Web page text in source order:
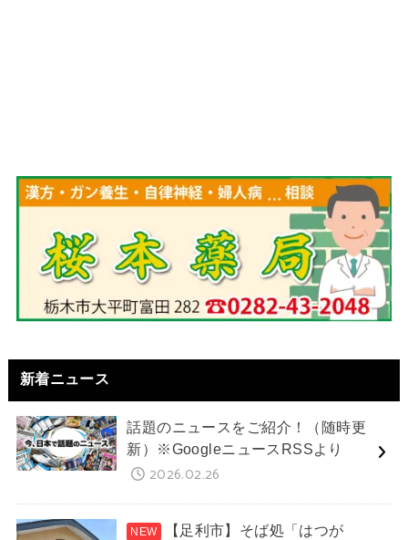
新着ニュース
話題のニュースをご紹介！（随時更
新）※GoogleニュースRSSより
2026.02.26
【足利市】そば処「はつが